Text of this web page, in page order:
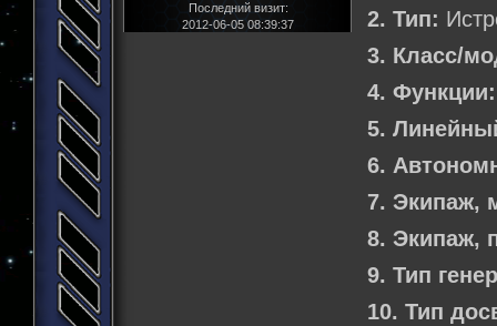
Последний визит:
2012-06-05 08:39:37
2. Тип:
3. Класс/
4. Функции:
5.
6.
7. Экипаж,
8. Экипаж,
9. Тип
10. Тип